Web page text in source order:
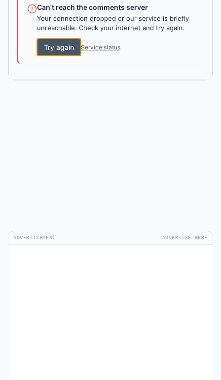
Can't reach the comments server
Your connection dropped or our service is briefly
unreachable. Check your internet and try again.
Try again Service status
ADVERTISEMENT ADVERTISE HERE